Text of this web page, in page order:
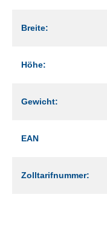
Breite:
Höhe:
Gewicht:
EAN
Zolltarifnummer: